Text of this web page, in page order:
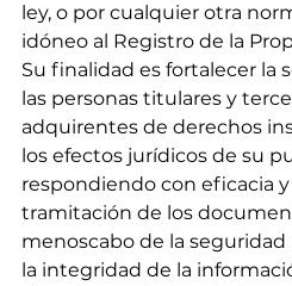
ley, o por cualquier otra
idóneo al Registro de la
Su finalidad es fortalecer la
las personas titulares y
adquirentes de derechos
los efectos jurídicos de su
respondiendo con eficacia
tramitación de los
menoscabo de la
la integridad de la